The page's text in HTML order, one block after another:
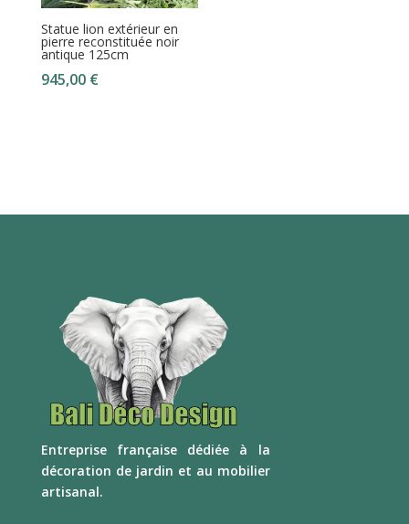
Statue lion extérieur en
pierre reconstituée noir
antique 125cm
945,00 €
Entreprise française dédiée à la
décoration de jardin et au mobilier
artisanal.